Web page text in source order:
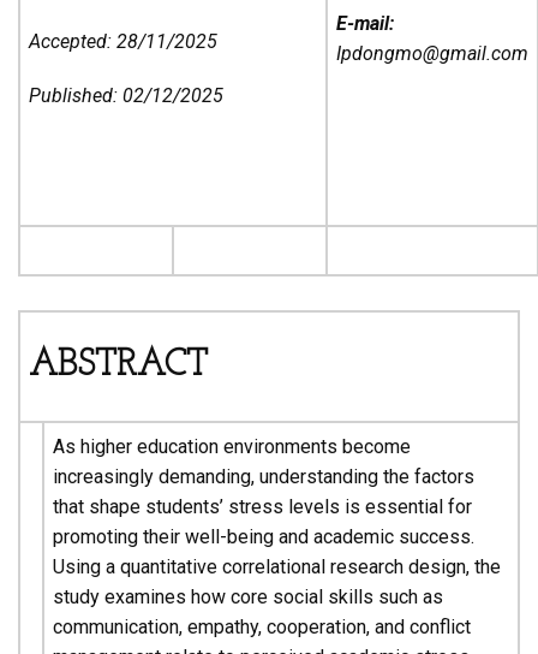
Accepted: 28/11/2025
Published: 02/12/2025
E-mail:
Ipdongmo@gmail.com
ABSTRACT
As higher education environments become
increasingly demanding, understanding the factors
that shape students’ stress levels is essential for
promoting their well-being and academic success.
Using a quantitative correlational research design, the
study examines how core social skills such as
communication, empathy, cooperation, and conflict